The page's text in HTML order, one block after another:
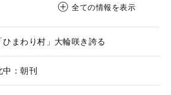
全ての情報を表示
「ひまわり村」大輪咲き誇る
中：朝刊